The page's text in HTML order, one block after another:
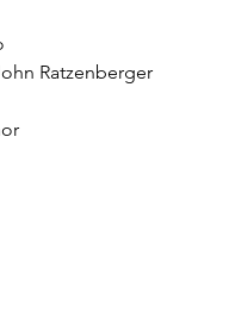
Ratzenberger